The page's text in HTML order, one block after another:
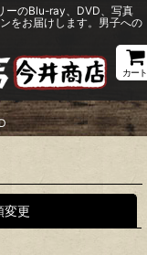
ーのBlu-ray、DVD、写真
をお届けします。男子への
カート
変更